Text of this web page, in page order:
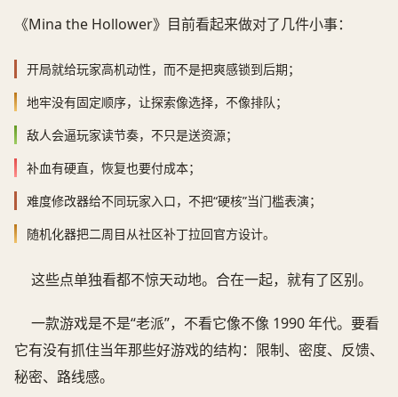
《Mina the Hollower》目前看起来做对了几件小事：
开局就给玩家高机动性，而不是把爽感锁到后期；
地牢没有固定顺序，让探索像选择，不像排队；
敌人会逼玩家读节奏，不只是送资源；
补血有硬直，恢复也要付成本；
难度修改器给不同玩家入口，不把“硬核”当门槛表演；
随机化器把二周目从社区补丁拉回官方设计。
这些点单独看都不惊天动地。合在一起，就有了区别。
一款游戏是不是“老派”，不看它像不像 1990 年代。要看
它有没有抓住当年那些好游戏的结构：限制、密度、反馈、
秘密、路线感。